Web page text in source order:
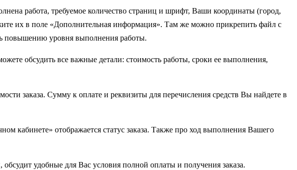
работа, требуемое количество страниц и шрифт, Ваши координаты (город,
их в поле «Дополнительная информация». Там же можно прикрепить файл с
повышению уровня выполнения работы.
обсудить все важные детали: стоимость работы, сроки ее выполнения,
заказа. Сумму к оплате и реквизиты для перечисления средств Вы найдете в
кабинете» отображается статус заказа. Также про ход выполнения Вашего
удобные для Вас условия полной оплаты и получения заказа.